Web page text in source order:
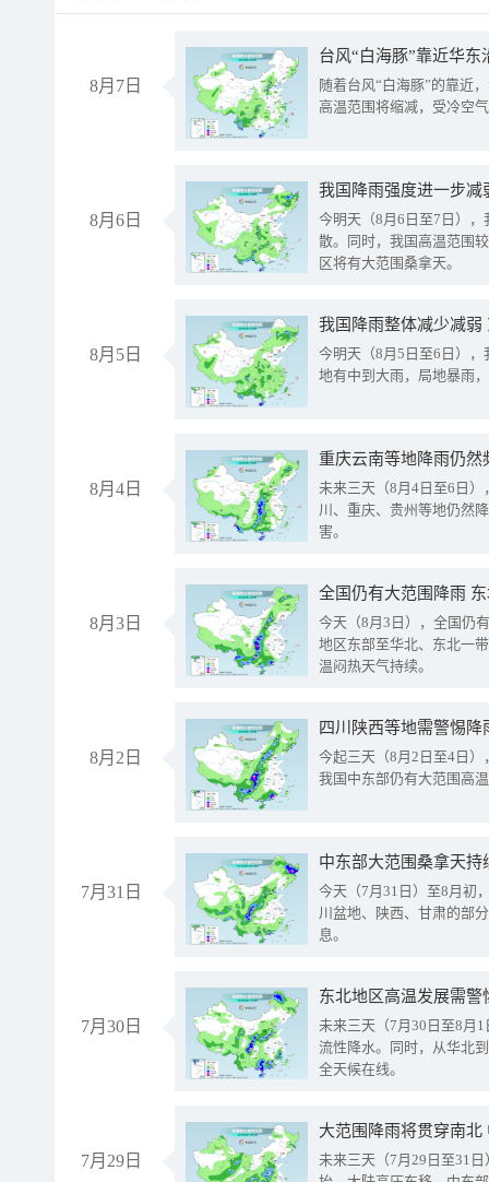
8月7日
台风“白海豚”靠近华
随着台风“白海豚”的靠近
高温范围将缩减，受冷空
8月6日
今明天（8月6日至7日）
散。同时，我国高温范围
区将有大范围桑拿天。
8月5日
我国降雨整体减少减弱
今明天（8月5日至6日）
地有中到大雨，局地暴雨
8月4日
重庆云南等地降雨仍然
未来三天（8月4日至6日
川、重庆、贵州等地仍然
害。
8月3日
全国仍有大范围降雨
今天（8月3日），全国仍
地区东部至华北、东北一
温闷热天气持续。
8月2日
今起三天（8月2日至4日
我国中东部仍有大范围高
7月31日
中东部大范围桑拿天
今天（7月31日）至8月初
川盆地、陕西、甘肃的部
息。
7月30日
东北地区高温发展需
未来三天（7月30日至8月
流性降水。同时，从华北
全天候在线。
7月29日
大范围降雨将贯穿南
未来三天（7月29日至31